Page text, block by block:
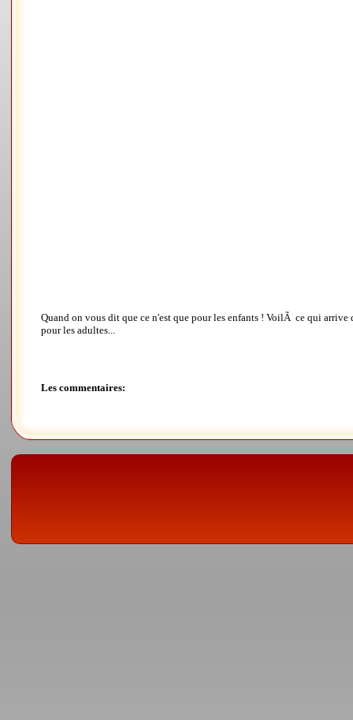
Quand on vous dit que ce n'est que pour les enfants ! VoilÃ ce qui arrive
pour les adultes...
Les commentaires: